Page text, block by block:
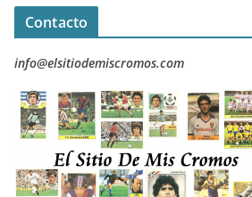
Contacto
info@elsitiodemiscromos.com